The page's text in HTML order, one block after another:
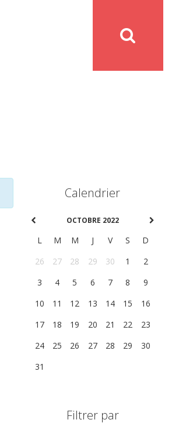
Calendrier
OCTOBRE 2022
L M M J V S
D
26
27 28 29 30 1
2
3
4 5 6 7 8
9
10
11 12 13 14 15
16
17
18 19 20 21 22
23
24
25 26 27 28 29
30
31
Filtrer par